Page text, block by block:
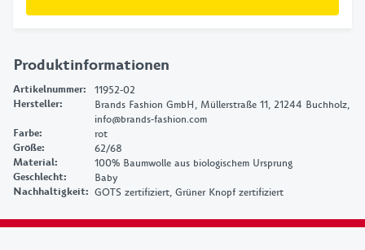
Produktinformationen
Artikelnummer: 11952-02
Hersteller:
Brands Fashion GmbH, Müllerstraße 11, 21244 Buchholz,
info@brands-fashion.com
Farbe: rot
Größe: 62/68
Material: 100% Baumwolle aus biologischem Ursprung
Geschlecht: Baby
Nachhaltigkeit: GOTS zertifiziert, Grüner Knopf zertifiziert